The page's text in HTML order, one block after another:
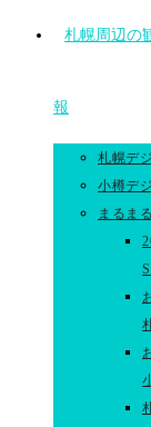
札幌周辺の
報
札幌デ
小樽デ
まるま